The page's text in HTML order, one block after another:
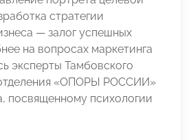
стратегии
— залог успешных
на вопросах маркетинга
эксперты Тамбовского
«ОПОРЫ РОССИИ»
посвященному психологии